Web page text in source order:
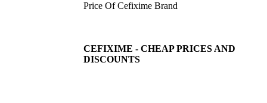
Price Of Cefixime Brand
CEFIXIME - CHEAP PRICES AND
DISCOUNTS